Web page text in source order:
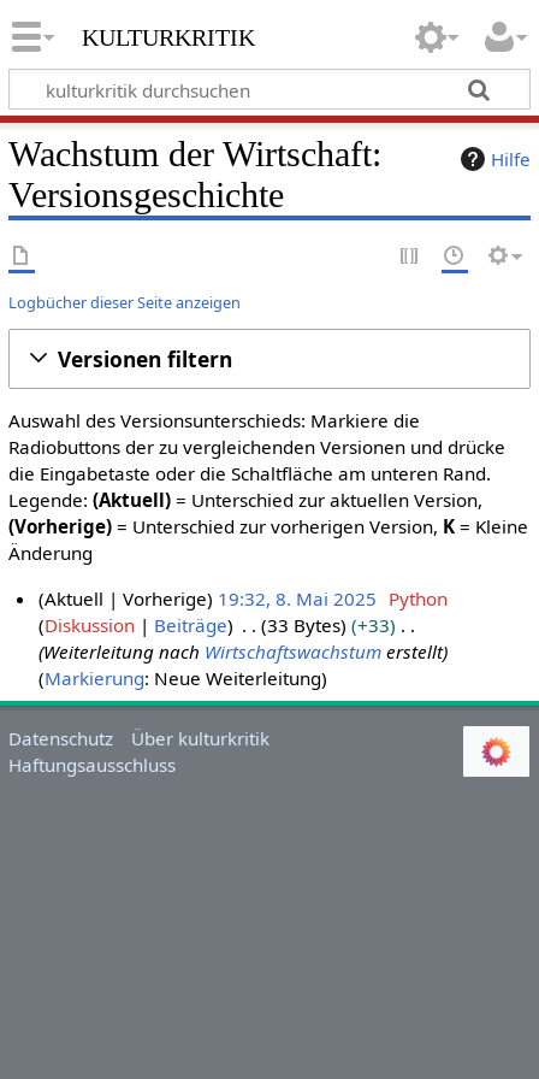
kulturkritik
Hilfe
Wachstum der Wirtschaft:
Versionsgeschichte
Logbücher dieser Seite anzeigen
Versionen filtern
Auswahl des Versionsunterschieds: Markiere die
Radiobuttons der zu vergleichenden Versionen und drücke
die Eingabetaste oder die Schaltfläche am unteren Rand.
Legende: (Aktuell)= Unterschied zur aktuellen Version,
(Vorherige)= Unterschied zur vorherigen Version, K= Kleine
Änderung
a
i
2
Aktuell Vorherige 19:32, 8. Mai 2025 Python
Diskussion
Beiträge 33 Bytes
+33
Weiterleitung nach Wirtschaftswachstum erstellt
Markierung: Neue Weiterleitung
Datenschutz
Über kulturkritik
Haftungsausschluss